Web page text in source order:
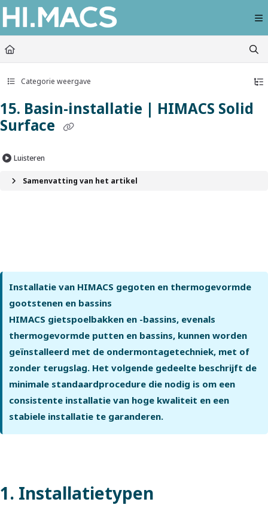
Documentation Index
Fetch the complete documentation index at:
https://himacs-
Use this file to discover all available pages before exploring further.
Categorie weergave
15. Basin-installatie | HIMACS Solid
Surface
Luisteren
Samenvatting van het artikel
Installatie van HIMACS gegoten en thermogevormde
gootstenen en bassins
HIMACS gietspoelbakken en -bassins, evenals
thermogevormde putten en bassins, kunnen worden
geïnstalleerd met de ondermontagetechniek, met of
zonder terugslag. Het volgende gedeelte beschrijft de
minimale standaardprocedure die nodig is om een
consistente installatie van hoge kwaliteit en een
stabiele installatie te garanderen.
1. Installatietypen